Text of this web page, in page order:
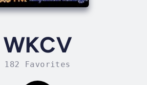
WKCV
182 Favorites